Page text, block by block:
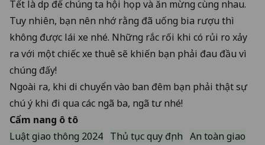
Tết là dịp để chúng ta hội họp và ăn mừng cùng nhau.
Tuy nhiên, bạn nên nhớ rằng đã uống bia rượu thì
không được lái xe nhé. Những rắc rối khi có rủi ro xảy
ra với một chiếc xe thuê sẽ khiến bạn phải đau đầu vì
chúng đấy!
Ngoài ra, khi di chuyển vào ban đêm bạn phải thật sự
chú ý khi đi qua các ngã ba, ngã tư nhé!
Cẩm nang ô tô
Luật giao thông 2024 Thủ tục quy định An toàn giao